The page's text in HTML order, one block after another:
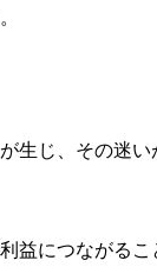
生じ、その迷
益につながるこ